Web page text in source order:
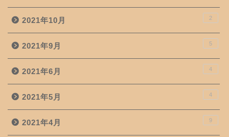
2021年10月 2
2021年9月 5
2021年6月 4
2021年5月 4
2021年4月 9